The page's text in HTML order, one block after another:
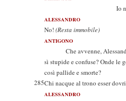
Io non
ALESSANDRO
No! (Resta immobile)
ANTIGONO
Che avvenne,
sì stupide e confuse? Onde le
così pallide e smorte?
285Chi nacque al trono esser
ALESSANDRO